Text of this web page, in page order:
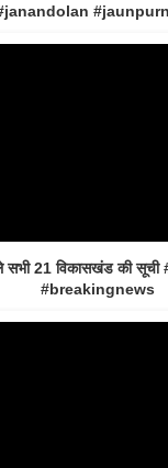
सभी 21 विकासखंड की
#breakingnews